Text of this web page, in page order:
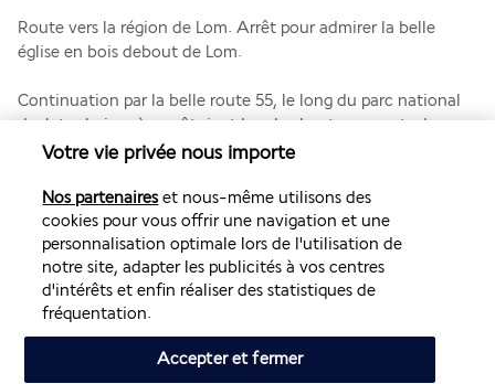
Route vers la région de Lom. Arrêt pour admirer la belle
église en bois debout de Lom.
Continuation par la belle route 55, le long du parc national
du Jotunheim où se côtoient les plus hauts sommets du
pays.
Dîner et logement dans la région du Sogndal.
Jour 9 - Sogneford > Bergen
Votre vie privée nous importe
Nos partenaireset nous-même utilisons des
cookies pour vous offrir une navigation et une
personnalisation optimale lors de l'utilisation de
notre site, adapter les publicités à vos centres
d'intérêts et enfin réaliser des statistiques de
fréquentation.
Accepter et fermer